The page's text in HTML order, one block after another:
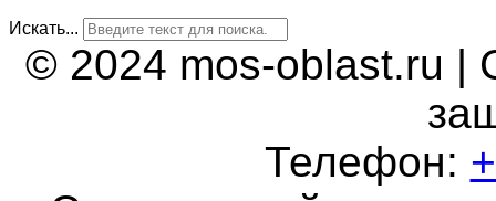
Искать...
© 2024 mos-oblast.ru |
Телефон: